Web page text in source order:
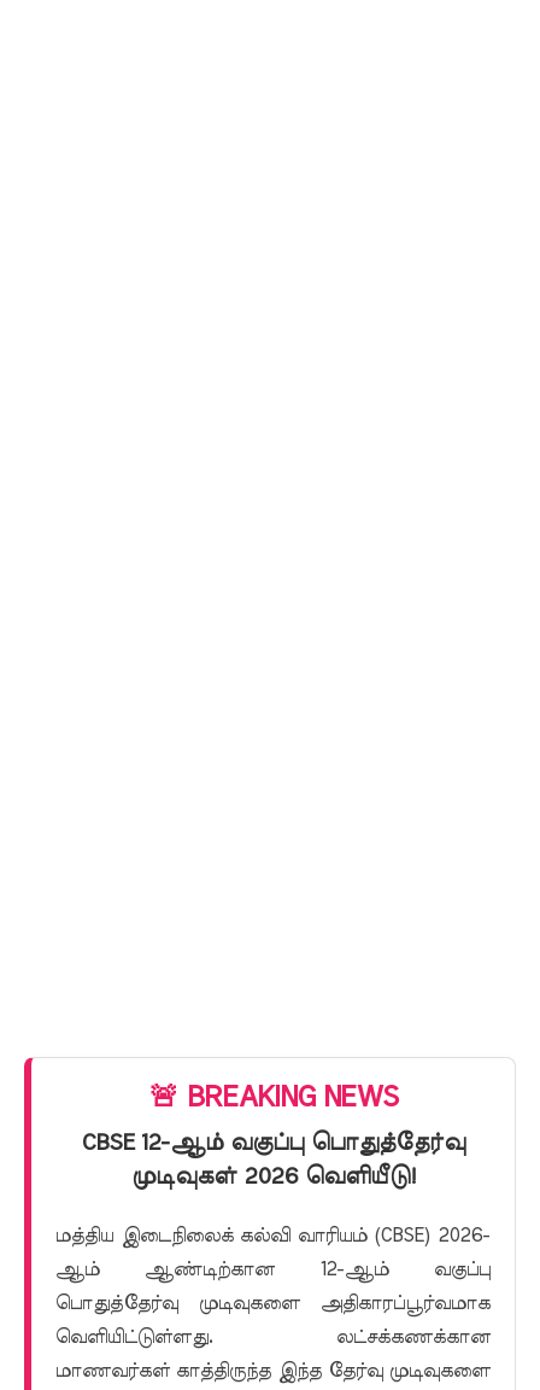
🚨 BREAKING NEWS
CBSE 12-ஆம் வகுப்பு பொதுத்தேர்வு
முடிவுகள் 2026 வெளியீடு!
மத்திய இடைநிலைக் கல்வி வாரியம் (CBSE) 2026-
ஆம் ஆண்டிற்கான 12-ஆம் வகுப்பு
பொதுத்தேர்வு முடிவுகளை அதிகாரப்பூர்வமாக
வெளியிட்டுள்ளது. லட்சக்கணக்கான
மாணவர்கள் காத்திருந்த இந்த தேர்வு முடிவுகளை